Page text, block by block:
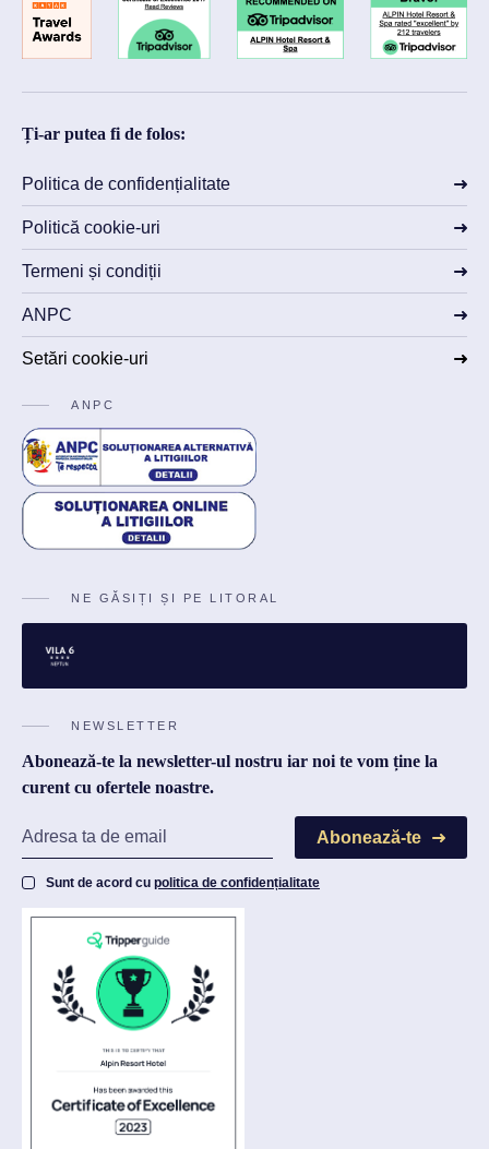
Ți-ar putea fi de folos:
Politica de confidențialitate
Politică cookie-uri
Termeni și condiții
ANPC
Setări cookie-uri
ANPC
NE GĂSIȚI ȘI PE LITORAL
NEWSLETTER
Abonează-te la newsletter-ul nostru iar noi te vom ține la
curent cu ofertele noastre.
Abonează-te
Sunt de acord cu politica de confidențialitate